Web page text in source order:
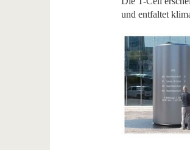
und entfaltet